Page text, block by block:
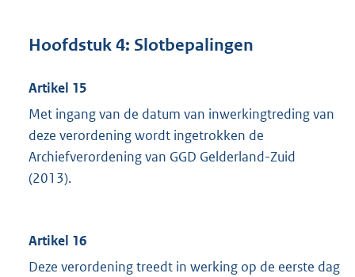
Hoofdstuk 4: Slotbepalingen
Artikel 15
Met ingang van de datum van inwerkingtreding van
deze verordening wordt ingetrokken de
Archiefverordening van GGD Gelderland-Zuid
(2013).
Artikel 16
Deze verordening treedt in werking op de eerste dag